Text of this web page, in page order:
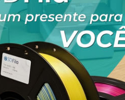
com copolimerização
O PETG XTse destaca por ser
dureza e odor neutro de
de flexão, tração e
abertas.Além
girar em torno de 225°C